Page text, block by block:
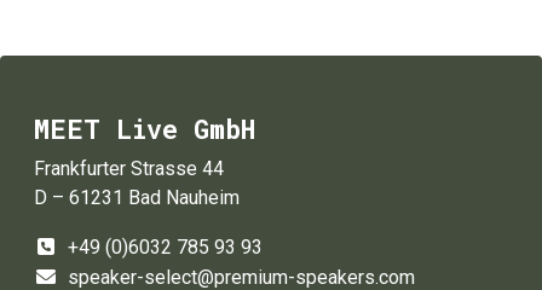
MEET Live GmbH
Frankfurter Strasse 44
D – 61231 Bad Nauheim
+49 (0)6032 785 93 93
speaker-select@premium-speakers.com